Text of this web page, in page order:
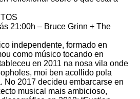
21:00h – Bruce Grinn + The
independente, formado en
como músico tocando en
en 2011 na nosa vila onde
moi ben acollido pola
No 2017 decideu embarcarse en
musical mais ambicioso,